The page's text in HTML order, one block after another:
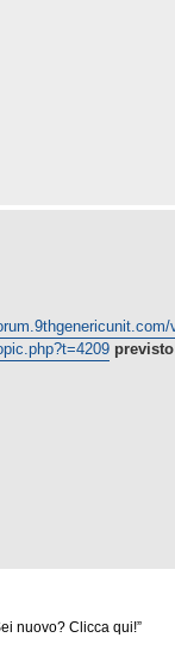
nuovo? Clicca qui!”